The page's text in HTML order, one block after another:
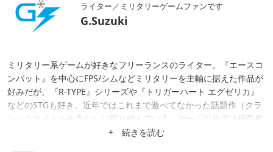
ライター／ミリタリーゲームファンです
G.Suzuki
ミリタリー系ゲームが好きなフリーランスのライター。『エースコ
ンバット』を中心にFPS/シムなどミリタリーを主軸に据えた作品が
好みだが、『R-TYPE』シリーズや『トリガーハート エグゼリカ』
などのSTGも好き。近年ではこれまで遊べてなかった話題作（クラ
シックタイトルを含む）に取り組んでいる。ゲーム以外では模型作
り（ガンプラやスケモ等を問わない）を趣味の一つとしている。
+ 続きを読む